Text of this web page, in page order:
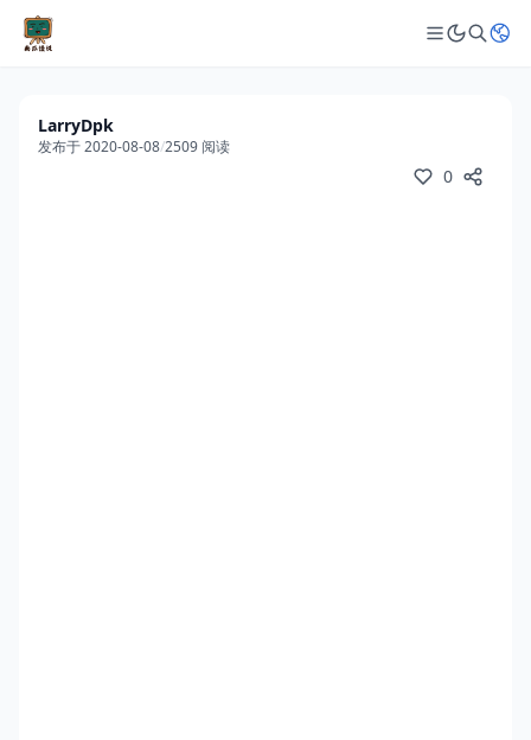
LarryDpk
发布于 2020-08-08/2509 阅读
0